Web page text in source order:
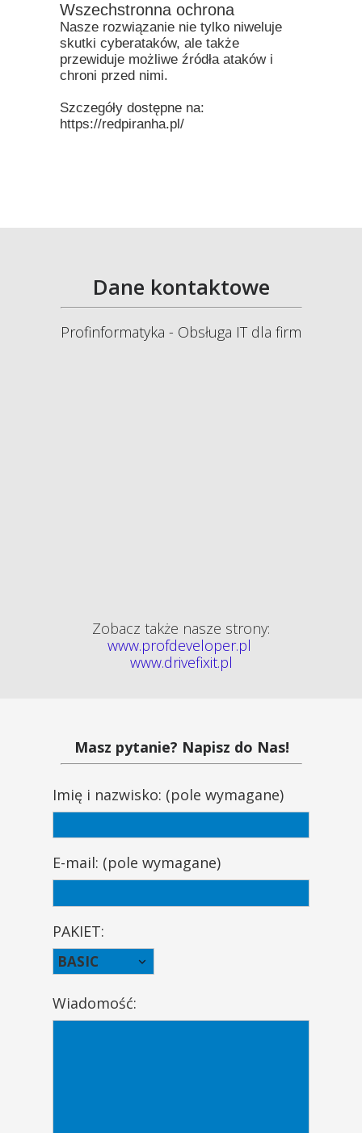
Masz pytanie? Napisz do Nas!
Imię i nazwisko: (pole wymagane)
E-mail: (pole wymagane)
PAKIET:
Wiadomość:
Profinformatyka - Obsługa IT dla firm
Zobacz także nasze strony:
www.profdeveloper.pl
www.drivefixit.pl
Dane kontaktowe
Wszechstronna ochrona
Nasze rozwiązanie nie tylko niweluje
skutki cyberataków, ale także
przewiduje możliwe źródła ataków i
chroni przed nimi.
Szczegóły dostępne na:
https://redpiranha.pl/